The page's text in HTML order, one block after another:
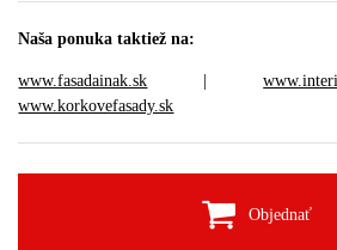
Naša ponuka taktiež na:
www.fasadainak.sk |
www.korkovefasady.sk
Objednať